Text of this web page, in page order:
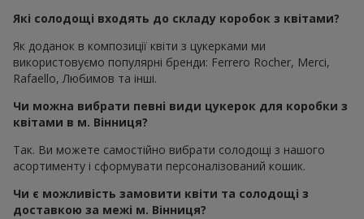
Які солодощі входять до складу коробок з квітами?
Як доданок в композиції квіти з цукерками ми
використовуємо популярні бренди: Ferrero Rocher, Merci,
Rafaello, Любимов та інші.
Чи можна вибрати певні види цукерок для коробки з
квітами в м. Вінниця?
Так. Ви можете самостійно вибрати солодощі з нашого
асортименту і сформувати персоналізований кошик.
Чи є можливість замовити квіти та солодощі з
доставкою за межі м. Вінниця?